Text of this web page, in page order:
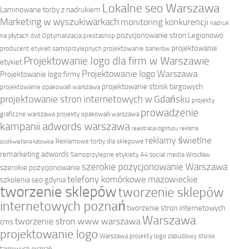
Laminowane torby z nadrukiem Lokalne seo Warszawa
Marketing w wyszukiwarkach monitoring konkurencji nadruk
na płytach dvd Optymalizacja prestashop pozycjonowanie stron Legionowo
producent etykiet samoprzylepnych projektowanie banerów projektowanie
etykiet Projektowanie logo dla firm w Warszawie
Projektowanie logo firmy Projektowanie logo Warszawa
projektowanie opakowań warszawa projektowanie stoisk targowych
projektowanie stron internetowych w Gdańsku projekty
graficzne warszawa projekty opakowań warszawa prowadzenie
kampanii adwords warszawa rejestracja logotypu reklama
podświetlana katowice Reklamowe torby dla sklepowe reklamy świetlne
remarketing adwords Samoprzylepne etykiety A4 social media Wrocław
szerokie pozycjonowanie szerokie pozycjonowanie Warszawa
szkolenia seo gdyniatelefony komórkowe mazowieckie
tworzenie sklepówtworzenie sklepów
internetowych poznań tworzenie stron internetowych
cmstworzenie stron www warszawaWarszawa
projektowanie logo Warszawa projekty logo zabudowy stoisk